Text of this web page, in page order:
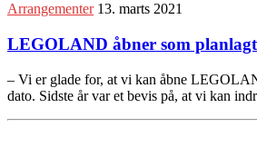
Arrangementer 13. marts 2021
LEGOLAND åbner som
– Vi er glade for, at vi kan åbne
dato. Sidste år var et bevis på, at vi kan